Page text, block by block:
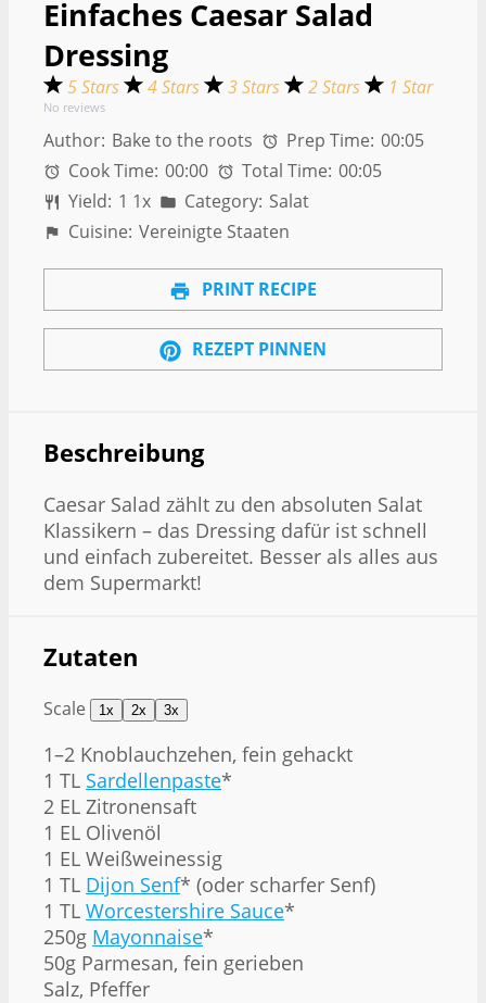
Einfaches Caesar Salad
Dressing
5 Stars 4 Stars 3 Stars 2 Stars 1 Star
No reviews
Author: Bake to the roots Prep Time: 00:05
Cook Time: 00:00 Total Time: 00:05
Yield: 1 1x Category: Salat
Cuisine: Vereinigte Staaten
PRINT RECIPE
REZEPT PINNEN
Beschreibung
Caesar Salad zählt zu den absoluten Salat
Klassikern – das Dressing dafür ist schnell
und einfach zubereitet. Besser als alles aus
dem Supermarkt!
Zutaten
Scale 1x 2x 3x
1–2 Knoblauchzehen, fein gehackt
1 TL Sardellenpaste*
2 EL Zitronensaft
1 EL Olivenöl
1 EL Weißweinessig
1 TL Dijon Senf* (oder scharfer Senf)
1 TL Worcestershire Sauce*
250g Mayonnaise*
50g Parmesan, fein gerieben
Salz, Pfeffer